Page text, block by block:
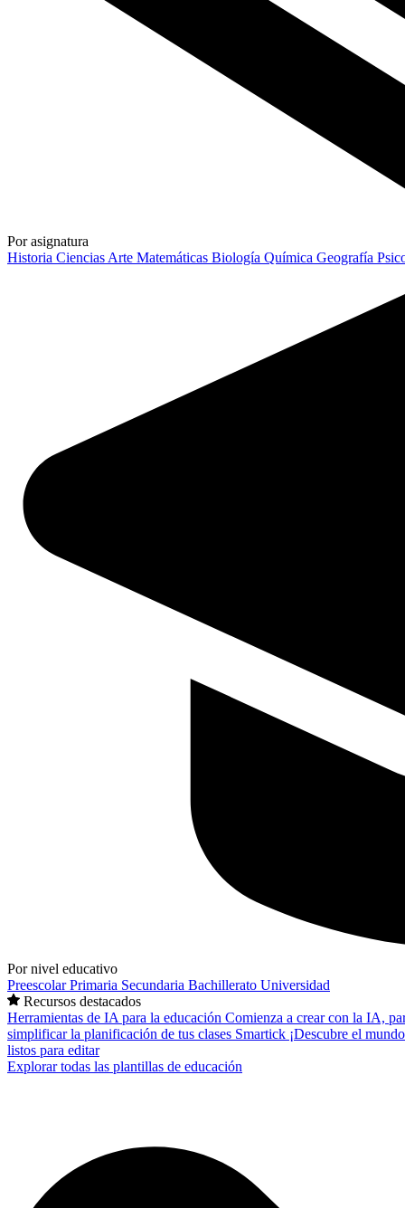
Por asignatura
Historia Ciencias Arte Matemáticas Biología Química Geografía
Por nivel educativo
PreescolarPrimaria Secundaria Bachillerato Universidad
Recursos destacados
Herramientas de IA para la educación Comienza a crear con la IA,
simplificar la planificación de tus clases Smartick ¡Descubre el
listos para editar
Explorar todas las plantillas de educación